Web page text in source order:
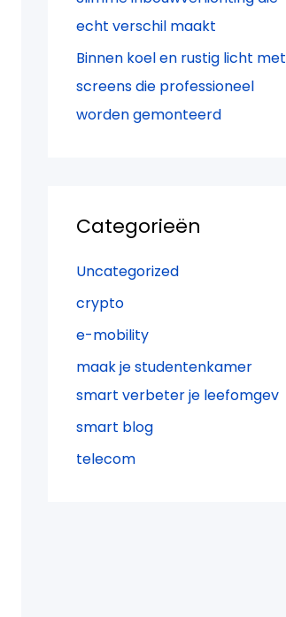
echt verschil maakt
Binnen koel en rustig licht met
screens die professioneel
worden gemonteerd
Categorieën
Uncategorized
crypto
e-mobility
maak je studentenkamer
smart verbeter je leefomgev
smart blog
telecom